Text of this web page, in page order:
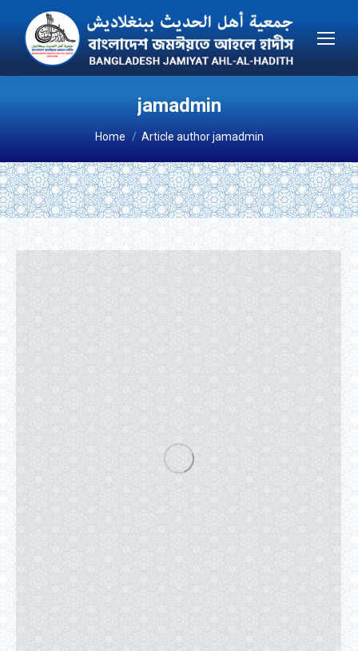
jamadmin
You are here:
Home Article author jamadmin